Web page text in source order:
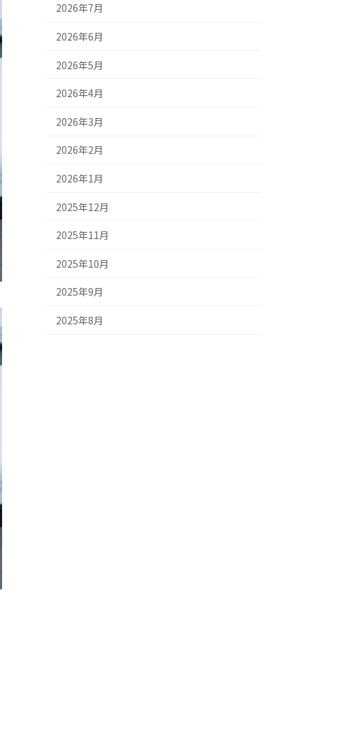
2026年7月
2026年6月
2026年5月
2026年4月
2026年3月
2026年2月
2026年1月
2025年12月
2025年11月
2025年10月
2025年9月
2025年8月